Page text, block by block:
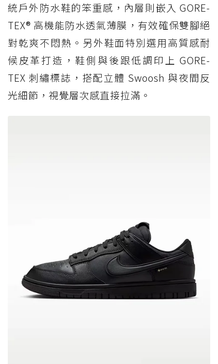
統戶外防水鞋的笨重感，內層則嵌入 GORE-
TEX® 高機能防水透氣薄膜，有效確保雙腳絕
對乾爽不悶熱。另外鞋面特別選用高質感耐
候皮革打造，鞋側與後跟低調印上 GORE-
TEX 刺繡標誌，搭配立體 Swoosh 與夜間反
光細節，視覺層次感直接拉滿。